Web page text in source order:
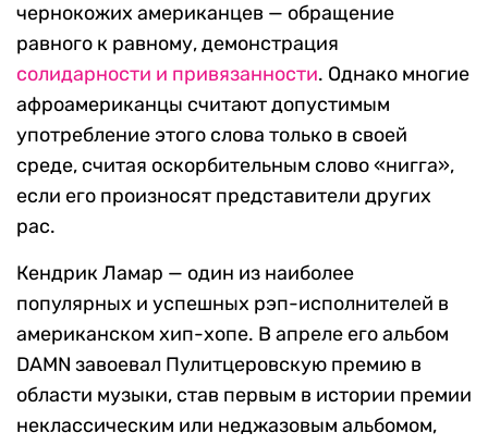
чернокожих американцев — обращение
равного к равному, демонстрация
солидарности и привязанности. Однако многие
афроамериканцы считают допустимым
употребление этого слова только в своей
среде, считая оскорбительным слово «нигга»,
если его произносят представители других
рас.
Кендрик Ламар — один из наиболее
популярных и успешных рэп-исполнителей в
американском хип-хопе. В апреле его альбом
DAMN завоевал Пулитцеровскую премию в
области музыки, став первым в истории премии
неклассическим или неджазовым альбомом,